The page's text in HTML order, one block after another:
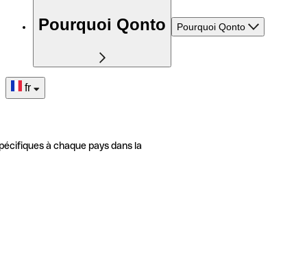
Pourquoi Qonto Pourquoi Qonto
fr
à chaque pays dans la